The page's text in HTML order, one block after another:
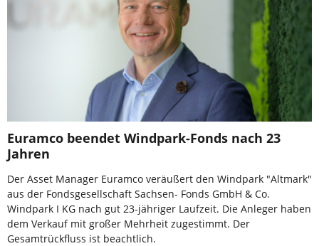
Euramco beendet Windpark-Fonds nach 23
Jahren
Der Asset Manager Euramco veräußert den Windpark "Altmark"
aus der Fondsgesellschaft Sachsen- Fonds GmbH & Co.
Windpark I KG nach gut 23-jähriger Laufzeit. Die Anleger haben
dem Verkauf mit großer Mehrheit zugestimmt. Der
Gesamtrückfluss ist beachtlich.